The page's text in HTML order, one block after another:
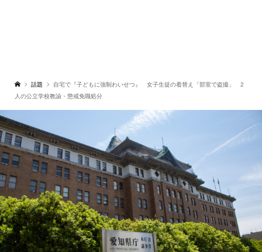
話題
自宅で『子どもに強制わいせつ』 女子生徒の着替え「部室で盗撮」 2
人の公立学校教諭・懲戒免職処分